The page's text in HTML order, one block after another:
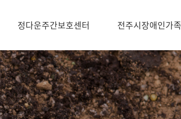
정다운주간보호센터 전주시장애인가